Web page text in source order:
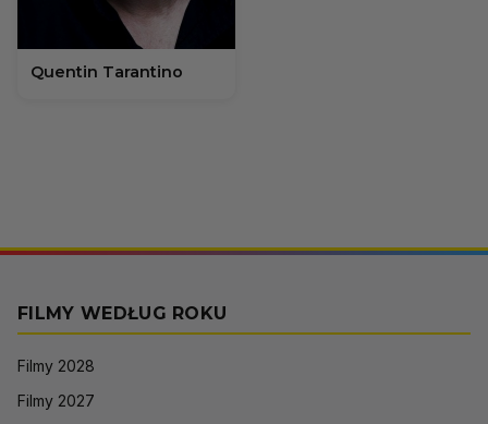
Quentin Tarantino
FILMY WEDŁUG ROKU
Filmy 2028
Filmy 2027